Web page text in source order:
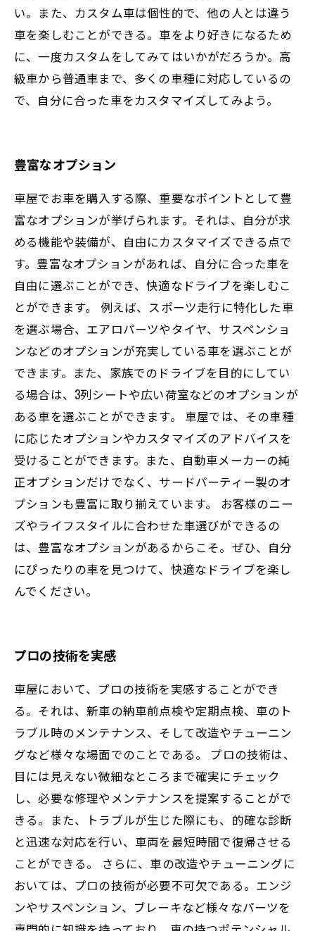
い。また、カスタム車は個性的で、他の人とは違う
車を楽しむことができる。車をより好きになるため
に、一度カスタムをしてみてはいかがだろうか。高
級車から普通車まで、多くの車種に対応しているの
で、自分に合った車をカスタマイズしてみよう。
豊富なオプション
車屋でお車を購入する際、重要なポイントとして豊
富なオプションが挙げられます。それは、自分が求
める機能や装備が、自由にカスタマイズできる点で
す。豊富なオプションがあれば、自分に合った車を
自由に選ぶことができ、快適なドライブを楽しむこ
とができます。 例えば、スポーツ走行に特化した車
を選ぶ場合、エアロパーツやタイヤ、サスペンショ
ンなどのオプションが充実している車を選ぶことが
できます。また、家族でのドライブを目的にしてい
る場合は、3列シートや広い荷室などのオプションが
ある車を選ぶことができます。 車屋では、その車種
に応じたオプションやカスタマイズのアドバイスを
受けることができます。また、自動車メーカーの純
正オプションだけでなく、サードパーティー製のオ
プションも豊富に取り揃えています。 お客様のニー
ズやライフスタイルに合わせた車選びができるの
は、豊富なオプションがあるからこそ。ぜひ、自分
にぴったりの車を見つけて、快適なドライブを楽し
んでください。
プロの技術を実感
車屋において、プロの技術を実感することができ
る。それは、新車の納車前点検や定期点検、車のト
ラブル時のメンテナンス、そして改造やチューニン
グなど様々な場面でのことである。 プロの技術は、
目には見えない微細なところまで確実にチェック
し、必要な修理やメンテナンスを提案することがで
きる。また、トラブルが生じた際にも、的確な診断
と迅速な対応を行い、車両を最短時間で復帰させる
ことができる。 さらに、車の改造やチューニングに
おいては、プロの技術が必要不可欠である。エンジ
ンやサスペンション、ブレーキなど様々なパーツを